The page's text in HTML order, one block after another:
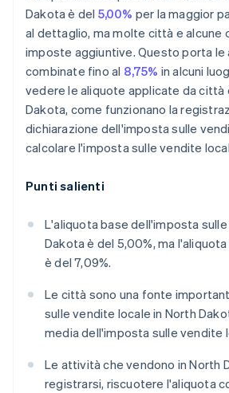
Dakota è del 5,00% per la maggior
al dettaglio, ma molte città e alcune
imposte aggiuntive. Questo porta le
combinate fino al 8,75% in alcuni
vedere le aliquote applicate da città
Dakota, come funzionano la
dichiarazione dell'imposta sulle
calcolare l'imposta sulle vendite
Punti salienti
L'aliquota base dell'imposta
Dakota è del 5,00%, ma
è del 7,09%.
Le città sono una fonte
sulle vendite locale in North
media dell'imposta sulle vendite
Le attività che vendono in North
registrarsi, riscuotere l'aliquota